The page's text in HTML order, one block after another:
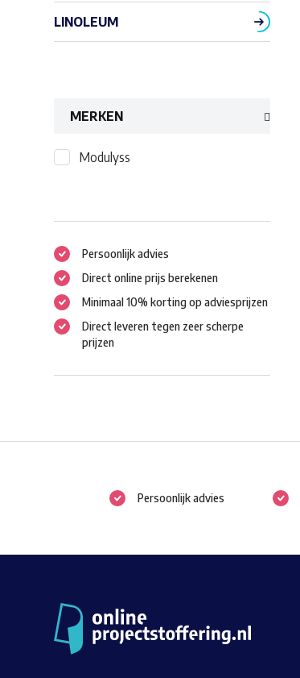
LINOLEUM
MERKEN
Modulyss
Persoonlijk advies
Direct online prijs berekenen
Minimaal 10% korting op adviesprijzen
Direct leveren tegen zeer scherpe
prijzen
Persoonlijk advies